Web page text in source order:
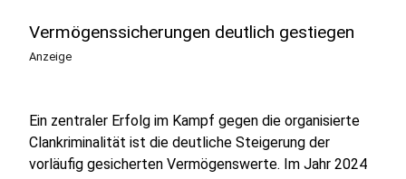
Vermögenssicherungen deutlich gestiegen
Anzeige
Ein zentraler Erfolg im Kampf gegen die organisierte
Clankriminalität ist die deutliche Steigerung der
vorläufig gesicherten Vermögenswerte. Im Jahr 2024